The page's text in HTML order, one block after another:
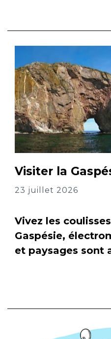
Visiter la
23 juillet 2026
Vivez les
Gaspésie,
et paysages sont